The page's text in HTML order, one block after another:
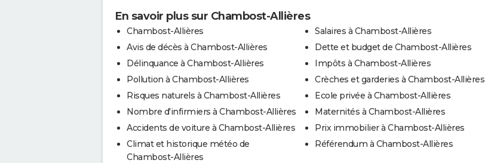
En savoir plus sur Chambost-Allières
Chambost-Allières
Avis de décès à Chambost-Allières
Délinquance à Chambost-Allières
Pollution à Chambost-Allières
Risques naturels à Chambost-Allières
Nombre d'infirmiers à Chambost-Allières
Accidents de voiture à Chambost-Allières
Climat et historique météo de
Chambost-Allières
Salaires à Chambost-Allières
Dette et budget de Chambost-Allières
Impôts à Chambost-Allières
Crèches et garderies à Chambost-Allières
Ecole privée à Chambost-Allières
Maternités à Chambost-Allières
Prix immobilier à Chambost-Allières
Référendum à Chambost-Allières